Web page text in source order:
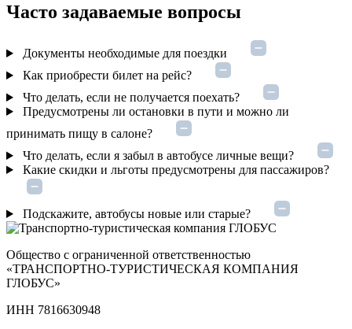
Часто задаваемые вопросы
Документы необходимые для поездки
Как приобрести билет на рейс?
Что делать, если не получается поехать?
Предусмотрены ли остановки в пути и можно ли
принимать пищу в салоне?
Что делать, если я забыл в автобусе личные вещи?
Какие скидки и льготы предусмотрены для пассажиров?
Подскажите, автобусы новые или старые?
Общество с ограниченной ответственностью
«ТРАНСПОРТНО‑ТУРИСТИЧЕСКАЯ КОМПАНИЯ
ГЛОБУС»
ИНН 7816630948